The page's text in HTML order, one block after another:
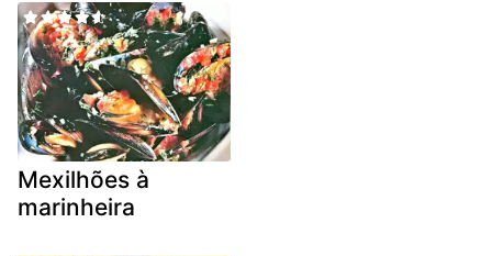
Mexilhões à
marinheira